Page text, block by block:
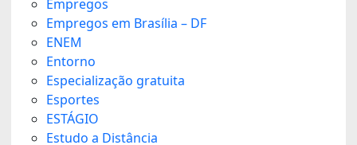
Empregos
Empregos em Brasília – DF
ENEM
Entorno
Especialização gratuita
Esportes
ESTÁGIO
Estudo a Distância